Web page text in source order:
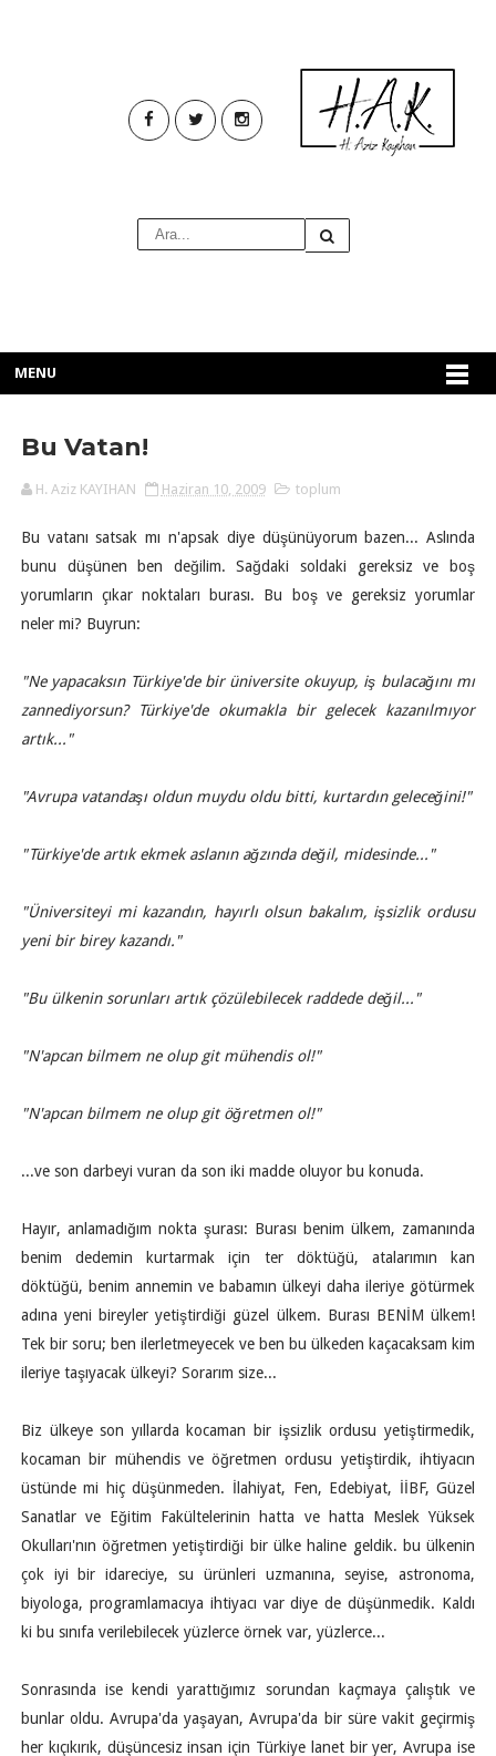
MENU
Bu Vatan!
H. Aziz KAYIHAN Haziran 10, 2009 toplum
Bu vatanı satsak mı n'apsak diye düşünüyorum bazen... Aslında
bunu düşünen ben değilim. Sağdaki soldaki gereksiz ve boş
yorumların çıkar noktaları burası. Bu boş ve gereksiz yorumlar
neler mi? Buyrun:
"Ne yapacaksın Türkiye'de bir üniversite okuyup, iş bulacağını mı
zannediyorsun? Türkiye'de okumakla bir gelecek kazanılmıyor
artık..."
"Avrupa vatandaşı oldun muydu oldu bitti, kurtardın geleceğini!"
"Türkiye'de artık ekmek aslanın ağzında değil, midesinde..."
"Üniversiteyi mi kazandın, hayırlı olsun bakalım, işsizlik ordusu
yeni bir birey kazandı."
"Bu ülkenin sorunları artık çözülebilecek raddede değil..."
"N'apcan bilmem ne olup git mühendis ol!"
"N'apcan bilmem ne olup git öğretmen ol!"
...ve son darbeyi vuran da son iki madde oluyor bu konuda.
Hayır, anlamadığım nokta şurası: Burası benim ülkem, zamanında
benim dedemin kurtarmak için ter döktüğü, atalarımın kan
döktüğü, benim annemin ve babamın ülkeyi daha ileriye götürmek
adına yeni bireyler yetiştirdiği güzel ülkem. Burası BENİM ülkem!
Tek bir soru; ben ilerletmeyecek ve ben bu ülkeden kaçacaksam kim
ileriye taşıyacak ülkeyi? Sorarım size...
Biz ülkeye son yıllarda kocaman bir işsizlik ordusu yetiştirmedik,
kocaman bir mühendis ve öğretmen ordusu yetiştirdik, ihtiyacın
üstünde mi hiç düşünmeden. İlahiyat, Fen, Edebiyat, İİBF, Güzel
Sanatlar ve Eğitim Fakültelerinin hatta ve hatta Meslek Yüksek
Okulları'nın öğretmen yetiştirdiği bir ülke haline geldik. bu ülkenin
çok iyi bir idareciye, su ürünleri uzmanına, seyise, astronoma,
biyologa, programlamacıya ihtiyacı var diye de düşünmedik. Kaldı
ki bu sınıfa verilebilecek yüzlerce örnek var, yüzlerce...
Sonrasında ise kendi yarattığımız sorundan kaçmaya çalıştık ve
bunlar oldu. Avrupa'da yaşayan, Avrupa'da bir süre vakit geçirmiş
her kıçıkırık, düşüncesiz insan için Türkiye lanet bir yer, Avrupa ise